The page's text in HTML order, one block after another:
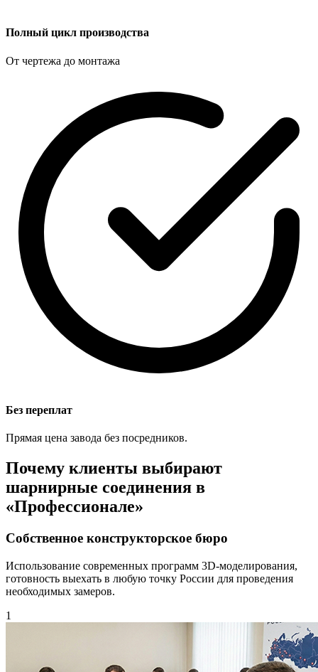
Полный цикл производства
От чертежа до монтажа
Без переплат
Прямая цена завода без посредников.
Почему клиенты выбирают
шарнирные соединения в
«Профессионале»
Собственное конструкторское бюро
Использование современных программ 3D-моделирования,
готовность выехать в любую точку России для проведения
необходимых замеров.
1